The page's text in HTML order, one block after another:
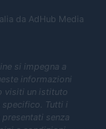
da AdHub Media
si impegna a
informazioni
visiti un istituto
Tutti i
senza